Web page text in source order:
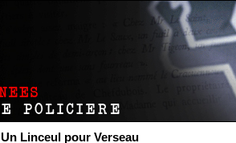
Un Linceul pour Verseau